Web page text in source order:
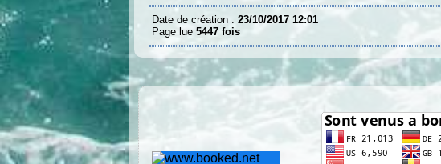
Date de création : 23/10/2017 12:01
Page lue 5447 fois